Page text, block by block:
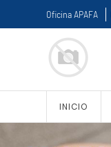
Oficina APAFA
INICIO
PRODUCT
UNIFORME